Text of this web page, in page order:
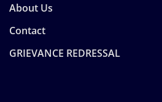
About Us
Contact
GRIEVANCE REDRESSAL